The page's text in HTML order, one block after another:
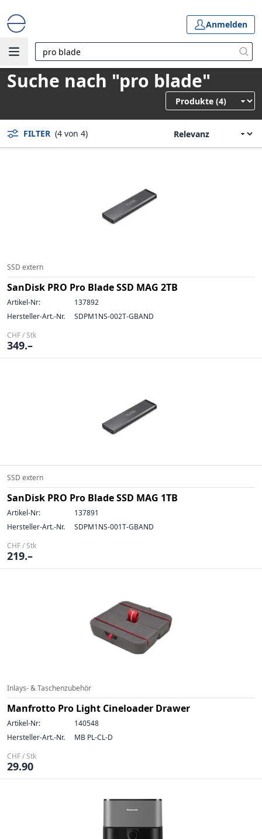
Anmelden
Suche nach "pro blade"
FILTER (4 von 4)
SSD extern
SanDisk PRO Pro Blade SSD MAG 2TB
Artikel-Nr:
137892
Hersteller-Art.-Nr.
SDPM1NS-002T-GBAND
CHF / Stk
349.–
SSD extern
SanDisk PRO Pro Blade SSD MAG 1TB
Artikel-Nr:
137891
Hersteller-Art.-Nr.
SDPM1NS-001T-GBAND
CHF / Stk
219.–
Inlays- & Taschenzubehör
Manfrotto Pro Light Cineloader Drawer
Artikel-Nr:
140548
Hersteller-Art.-Nr.
MB PL-CL-D
CHF / Stk
29.90